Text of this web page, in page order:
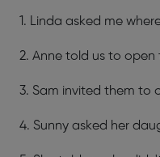
1. Linda asked me
2. Anne told us to open
3. Sam invited them to
4. Sunny asked her